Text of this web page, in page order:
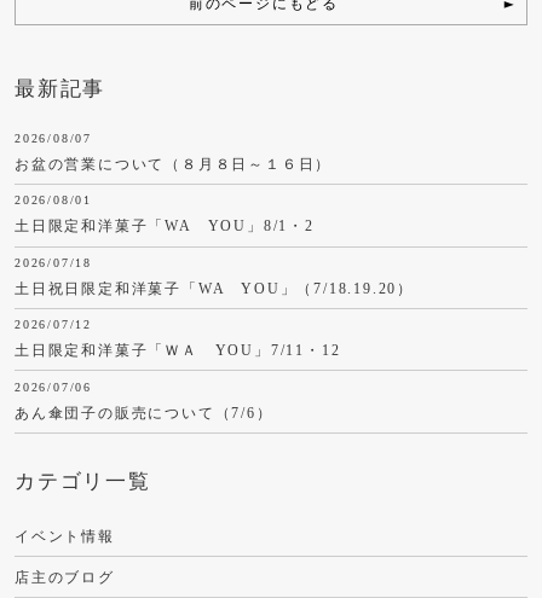
前のページにもどる
最新記事
2026/08/07
お盆の営業について（８月８日～１６日）
2026/08/01
土日限定和洋菓子「WA YOU」8/1・2
2026/07/18
土日祝日限定和洋菓子「WA YOU」（7/18.19.20）
2026/07/12
土日限定和洋菓子「ＷＡ YOU」7/11・12
2026/07/06
あん傘団子の販売について（7/6）
カテゴリ一覧
イベント情報
店主のブログ